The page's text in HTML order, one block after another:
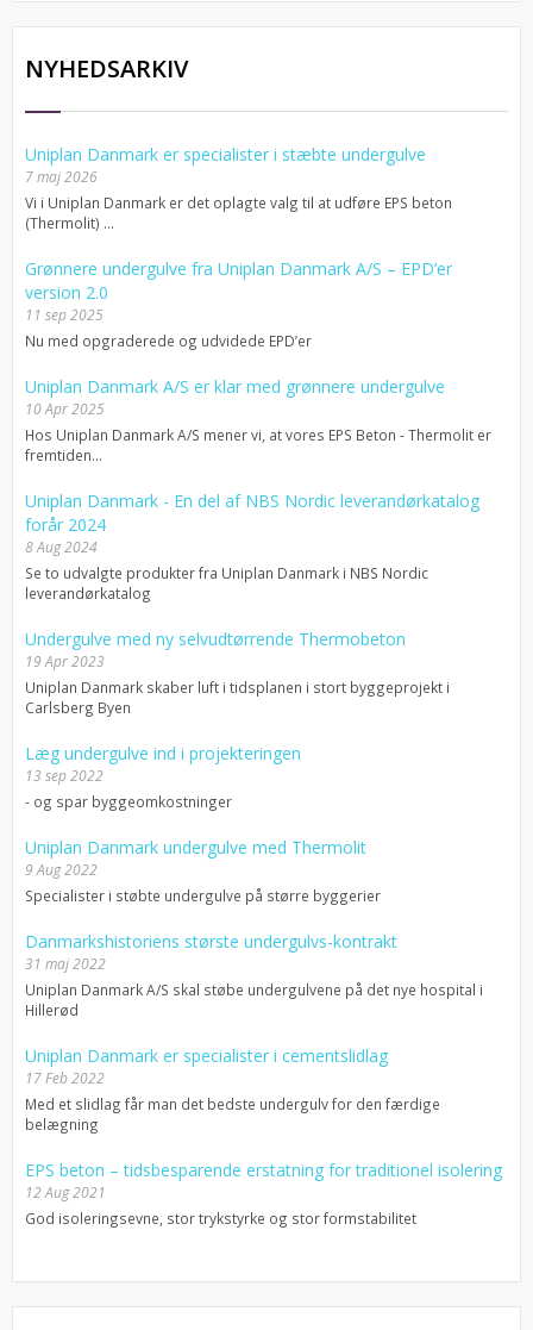
NYHEDSARKIV
Uniplan Danmark er specialister i stæbte undergulve
7 maj 2026
Vi i Uniplan Danmark er det oplagte valg til at udføre EPS beton
(Thermolit) ...
Grønnere undergulve fra Uniplan Danmark A/S – EPD’er
version 2.0
11 sep 2025
Nu med opgraderede og udvidede EPD’er
Uniplan Danmark A/S er klar med grønnere undergulve
10 Apr 2025
Hos Uniplan Danmark A/S mener vi, at vores EPS Beton - Thermolit er
fremtiden...
Uniplan Danmark - En del af NBS Nordic leverandørkatalog
forår 2024
8 Aug 2024
Se to udvalgte produkter fra Uniplan Danmark i NBS Nordic
leverandørkatalog
Undergulve med ny selvudtørrende Thermobeton
19 Apr 2023
Uniplan Danmark skaber luft i tidsplanen i stort byggeprojekt i
Carlsberg Byen
Læg undergulve ind i projekteringen
13 sep 2022
- og spar byggeomkostninger
Uniplan Danmark undergulve med Thermolit
9 Aug 2022
Specialister i støbte undergulve på større byggerier
Danmarkshistoriens største undergulvs-kontrakt
31 maj 2022
Uniplan Danmark A/S skal støbe undergulvene på det nye hospital i
Hillerød
Uniplan Danmark er specialister i cementslidlag
17 Feb 2022
Med et slidlag får man det bedste undergulv for den færdige
belægning
EPS beton – tidsbesparende erstatning for traditionel isolering
12 Aug 2021
God isoleringsevne, stor trykstyrke og stor formstabilitet